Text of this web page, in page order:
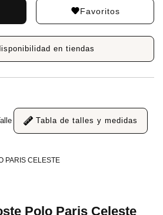
Favoritos
en tiendas
Tabla de talles y medidas
Polo Paris Celeste